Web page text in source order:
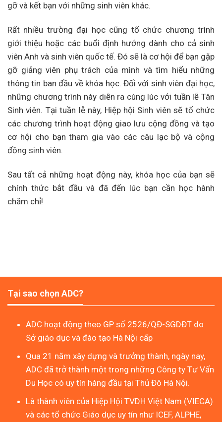
gỡ và kết bạn với những sinh viên khác.
Rất nhiều trường đại học cũng tổ chức chương trình
giới thiệu hoặc các buổi định hướng dành cho cả sinh
viên Anh và sinh viên quốc tế. Đó sẽ là cơ hội để bạn gặp
gỡ giảng viên phụ trách của mình và tìm hiểu những
thông tin ban đầu về khóa học. Đối với sinh viên đại học,
những chương trình này diễn ra cùng lúc với tuần lễ Tân
Sinh viên. Tại tuần lễ này, Hiệp hội Sinh viên sẽ tổ chức
các chương trình hoạt động giao lưu cộng đồng và tạo
cơ hội cho bạn tham gia vào các câu lạc bộ và cộng
đồng sinh viên.
Sau tất cả những hoạt động này, khóa học của bạn sẽ
chính thức bắt đầu và đã đến lúc bạn cần học hành
chăm chỉ!
Tại sao chọn ADC?
ADC hoạt động theo GP số 2526/QĐ-SGDĐT do
Sở giáo dục và đào tạo Hà Nội cấp
Qua 21 năm xây dựng và trưởng thành, ngày nay,
ADC đã trở thành một trong những Công ty Tư Vấn
Du Học có uy tín hàng đầu tại Thủ Đô Hà Nội.
Là thành viên của Hiệp Hội TVDH Việt Nam (VIECA)
và các tổ chức Giáo dục uy tín như ICEF, ALPHE,